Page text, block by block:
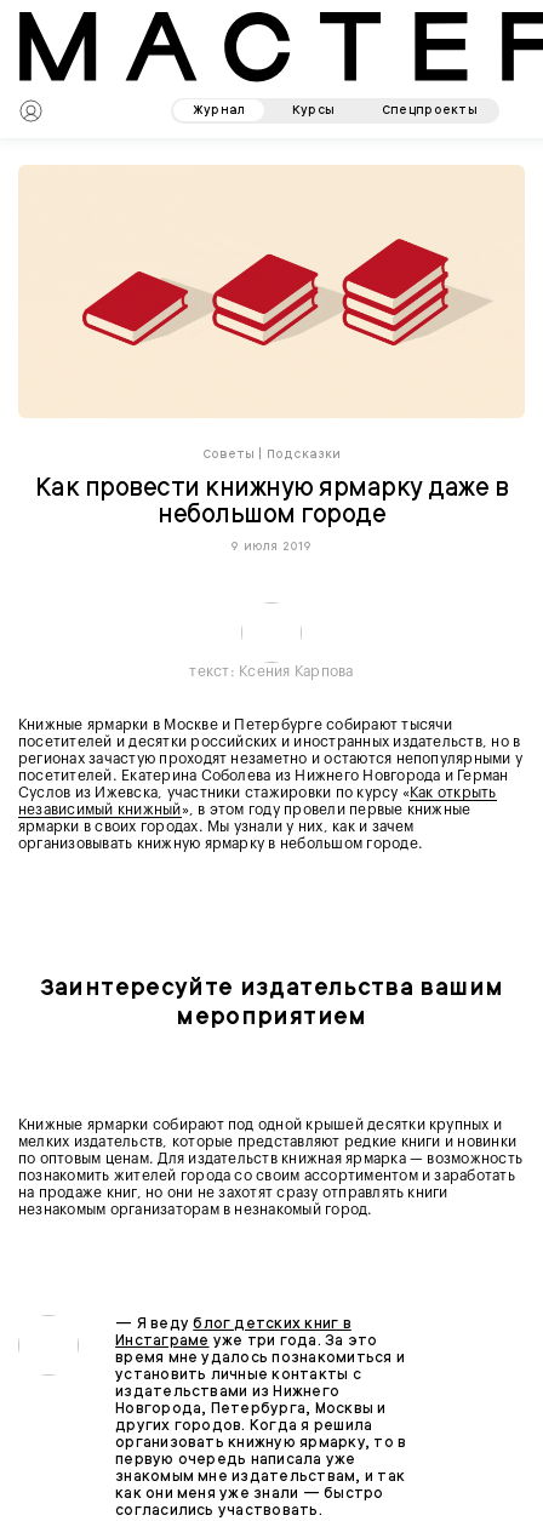
Журнал Курсы Спецпроекты
Советы Подсказки
Как провести книжную ярмарку даже в
небольшом городе
9 июля 2019
Книжные ярмарки в Москве и Петербурге собирают тысячи
посетителей и десятки российских и иностранных издательств, но в
регионах зачастую проходят незаметно и остаются непопулярными у
посетителей. Екатерина Соболева из Нижнего Новгорода и Герман
Суслов из Ижевска, участники стажировки по курсу «Как открыть
независимый книжный», в этом году провели первые книжные
ярмарки в своих городах. Мы узнали у них, как и зачем
организовывать книжную ярмарку в небольшом городе.
текст: Ксения Карпова
Заинтересуйте издательства вашим
мероприятием
Книжные ярмарки собирают под одной крышей десятки крупных и
мелких издательств, которые представляют редкие книги и новинки
по оптовым ценам. Для издательств книжная ярмарка — возможность
познакомить жителей города со своим ассортиментом и заработать
на продаже книг, но они не захотят сразу отправлять книги
незнакомым организаторам в незнакомый город.
— Я ведублог детских книг в
Инстаграме уже три года. За это
время мне удалось познакомиться и
установить личные контакты с
издательствами из Нижнего
Новгорода, Петербурга, Москвы и
других городов. Когда я решила
организовать книжную ярмарку, то в
первую очередь написала уже
знакомым мне издательствам, и так
как они меня уже знали — быстро
согласились участвовать.